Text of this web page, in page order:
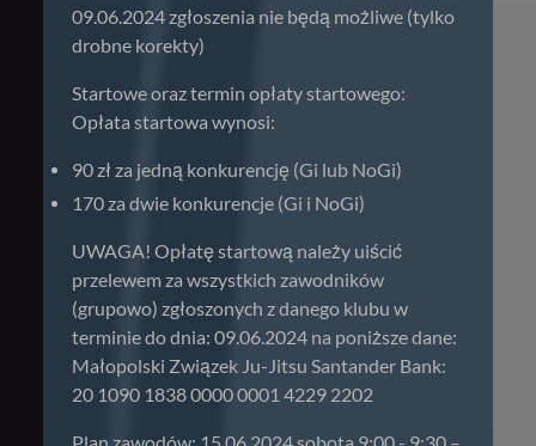
09.06.2024 zgłoszenia nie będą możliwe (tylko
drobne korekty)
Startowe oraz termin opłaty startowego:
Opłata startowa wynosi:
90 zł za jedną konkurencję (Gi lub NoGi)
170 za dwie konkurencje (Gi i NoGi)
UWAGA! Opłatę startową należy uiścić
przelewem za wszystkich zawodników
(grupowo) zgłoszonych z danego klubu w
terminie do dnia: 09.06.2024 na poniższe dane:
Małopolski Związek Ju-Jitsu Santander Bank:
20 1090 1838 0000 0001 4229 2202